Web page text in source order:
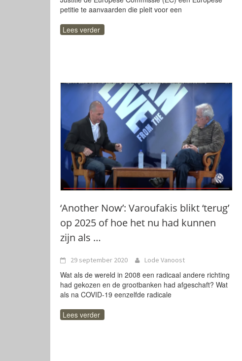
petitie te aanvaarden die pleit voor een
Lees verder
‘Another Now’: Varoufakis blikt ‘terug’
op 2025 of hoe het nu had kunnen
zijn als …
29 september 2020 Lode Vanoost
Wat als de wereld in 2008 een radicaal andere richting
had gekozen en de grootbanken had afgeschaft? Wat
als na COVID-19 eenzelfde radicale
Lees verder